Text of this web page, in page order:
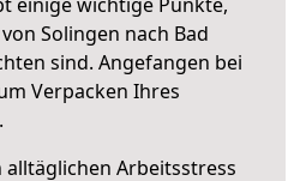
Solingen nach Bad
sind. Angefangen bei
Verpacken Ihres
Arbeitsstress